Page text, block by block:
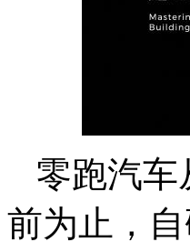
零跑汽车
前为止，